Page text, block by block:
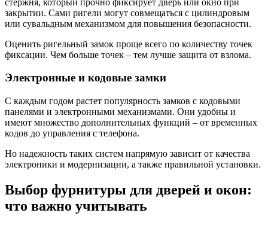
закрытии. Сами ригели могут совмещаться с цилиндровым
или сувальдным механизмом для повышения безопасности.
Оценить ригельный замок проще всего по количеству точек
фиксации. Чем больше точек – тем лучше защита от взлома.
Электронные и кодовые замки
С каждым годом растет популярность замков с кодовыми
панелями и электронными механизмами. Они удобны и
имеют множество дополнительных функций – от временных
кодов до управления с телефона.
Но надежность таких систем напрямую зависит от качества
электроники и модернизации, а также правильной установки.
Выбор фурнитуры для дверей и окон:
что важно учитывать